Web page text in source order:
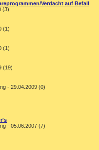
Verdacht auf Befall
(3)
(1)
(1)
(19)
- 29.04.2009 (0)
- 05.06.2007 (7)